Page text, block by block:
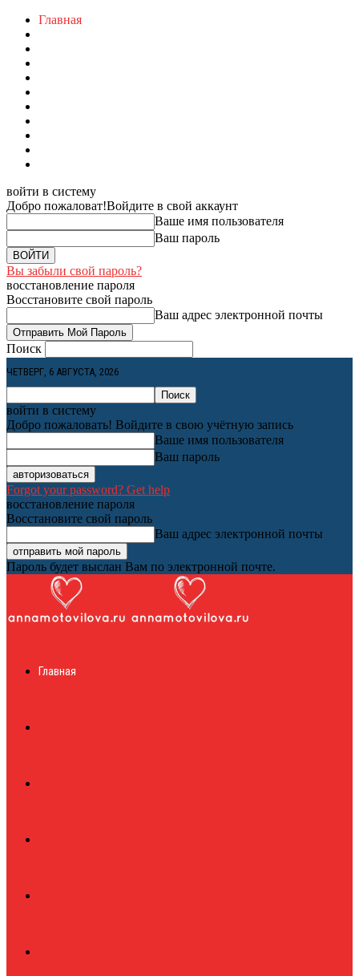
Главная
войти в систему
Добро пожаловат!Войдите в свой аккаунт
Ваше имя пользователя
Ваш пароль
Вы забыли свой пароль?
восстановление пароля
Восстановите свой пароль
Ваш адрес электронной почты
Поиск
ЧЕТВЕРГ, 6 АВГУСТА, 2026
войти в систему
Добро пожаловать! Войдите в свою учётную запись
Ваше имя пользователя
Ваш пароль
Forgot your password? Get help
восстановление пароля
Восстановите свой пароль
Ваш адрес электронной почты
Пароль будет выслан Вам по электронной почте.
журналГлавная